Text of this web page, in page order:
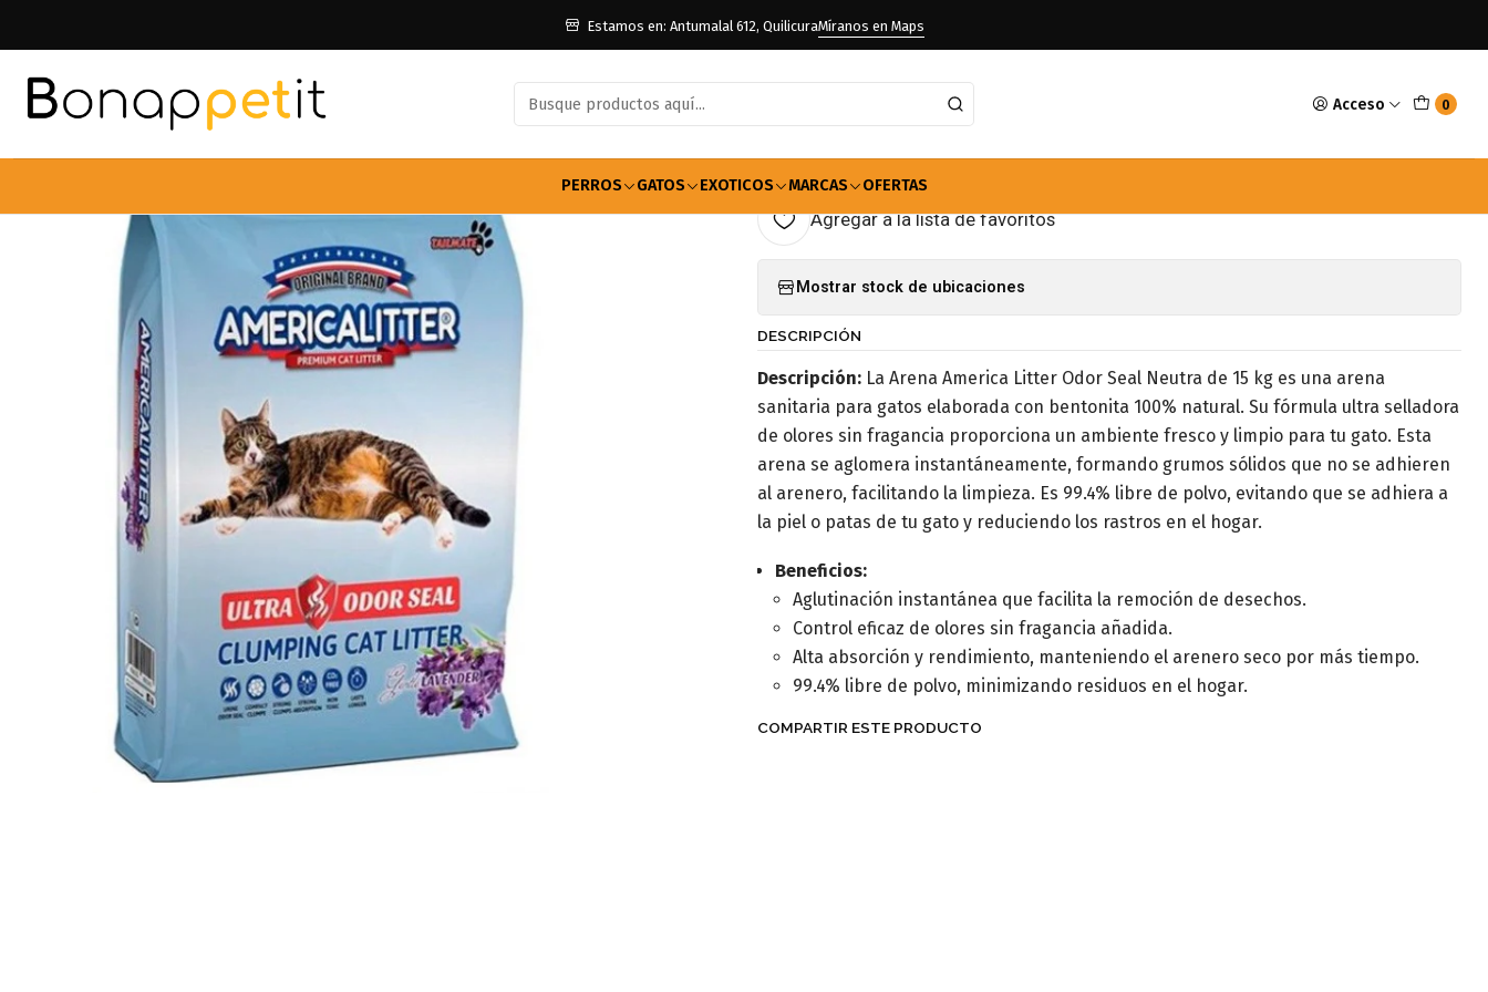
Acceso 0
PERROS GATOS EXOTICOS MARCAS OFERTAS
Estamos en: Antumalal 612, QuilicuraMíranos en Maps
Farmacia Gatos Arenas Arena America Litter Odor Seal Neutra 15kg
Arena America Litter Odor Seal Neutra
15kg
Agregar a la lista de favoritos
Mostrar stock de ubicaciones
DESCRIPCIÓN
Descripción: La Arena America Litter Odor Seal Neutra de 15 kg es una arena
sanitaria para gatos elaborada con bentonita 100% natural. Su fórmula ultra selladora
de olores sin fragancia proporciona un ambiente fresco y limpio para tu gato. Esta
arena se aglomera instantáneamente, formando grumos sólidos que no se adhieren
al arenero, facilitando la limpieza. Es 99.4% libre de polvo, evitando que se adhiera a
la piel o patas de tu gato y reduciendo los rastros en el hogar.
Beneficios:
Aglutinación instantánea que facilita la remoción de desechos.
Control eficaz de olores sin fragancia añadida.
Alta absorción y rendimiento, manteniendo el arenero seco por más tiempo.
99.4% libre de polvo, minimizando residuos en el hogar.
COMPARTIR ESTE PRODUCTO